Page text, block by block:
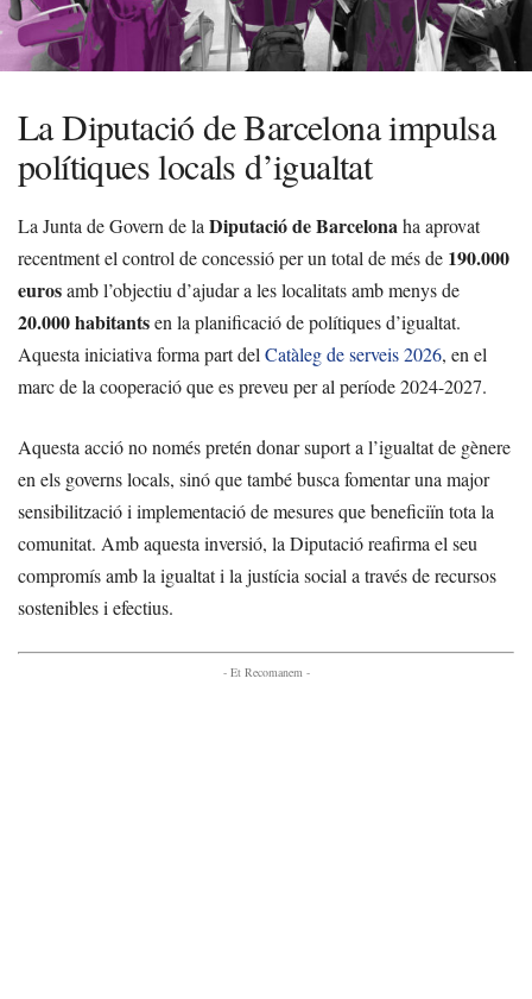
La Diputació de Barcelona impulsa
polítiques locals d’igualtat
La Junta de Govern de la Diputació de Barcelonaha aprovat
recentment el control de concessió per un total de més de 190.000
eurosamb l’objectiu d’ajudar a les localitats amb menys de
20.000 habitantsen la planificació de polítiques d’igualtat.
Aquesta iniciativa forma part del Catàleg de serveis 2026, en el
marc de la cooperació que es preveu per al període 2024-2027.
Aquesta acció no només pretén donar suport a l’igualtat de gènere
en els governs locals, sinó que també busca fomentar una major
sensibilització i implementació de mesures que beneficiïn tota la
comunitat. Amb aquesta inversió, la Diputació reafirma el seu
compromís amb la igualtat i la justícia social a través de recursos
sostenibles i efectius.
- Et Recomanem -